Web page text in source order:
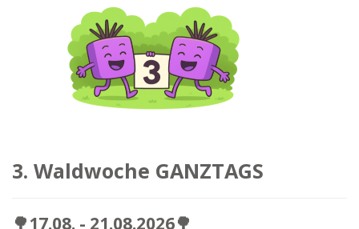
3. Waldwoche GANZTAGS
🌳17.08. - 21.08.2026🌳